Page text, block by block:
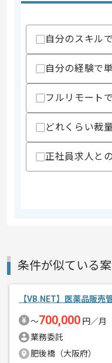
精算・お支払い
その他募集要項
自分のスキル
自分の経験で
フルリモート
どれくらい裁
正社員求人と
条件が似ている
【VB.NET】医薬品販
〜700,000 円／月
業務委託
肥後橋（大阪府）